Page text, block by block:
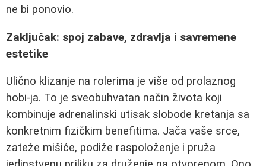
ne bi ponovio.
Zaključak: spoj zabave, zdravlja i savremene
estetike
Ulično klizanje na rolerima je više od prolaznog
hobi-ja. To je sveobuhvatan način života koji
kombinuje adrenalinski utisak slobode kretanja sa
konkretnim fizičkim benefitima. Jača vaše srce,
zateže mišiće, podiže raspoloženje i pruža